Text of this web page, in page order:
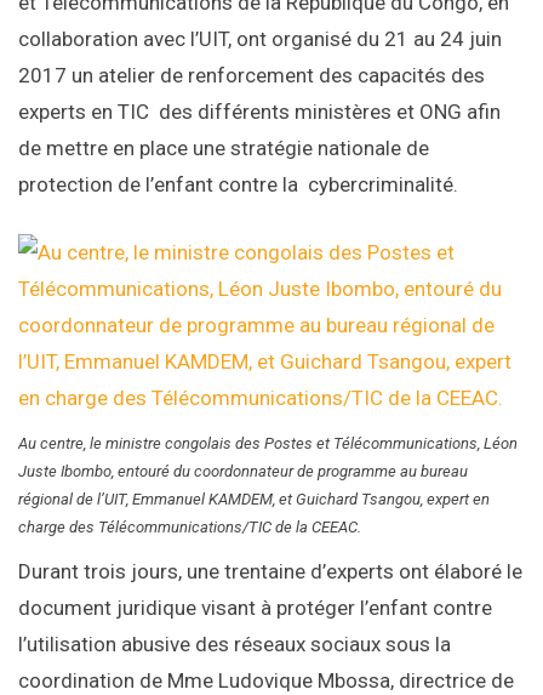
collaboration avec l’UIT, ont organisé du 21 au 24 juin
2017 un atelier de renforcement des capacités des
experts en TIC des différents ministères et ONG afin
de mettre en place une stratégie nationale de
protection de l’enfant contre la cybercriminalité.
Au centre, le ministre congolais des Postes et Télécommunications, Léon
Juste Ibombo, entouré du coordonnateur de programme au bureau
régional de l’UIT, Emmanuel KAMDEM, et Guichard Tsangou, expert en
charge des Télécommunications/TIC de la CEEAC.
Durant trois jours, une trentaine d’experts ont élaboré le
document juridique visant à protéger l’enfant contre
l’utilisation abusive des réseaux sociaux sous la
coordination de Mme Ludovique Mbossa, directrice de